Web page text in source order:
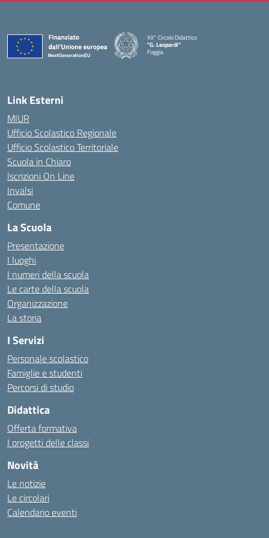
XII° Circolo Didattico
"G. Leopardi"
Foggia
— Visita la pagina iniziale della scuola
Link Esterni
MIUR
Ufficio Scolastico Regionale
Ufficio Scolastico Territoriale
Scuola in Chiaro
Iscrizioni On Line
Invalsi
Comune
La Scuola
Presentazione
I luoghi
I numeri della scuola
Le carte della scuola
Organizzazione
La storia
I Servizi
Personale scolastico
Famiglie e studenti
Percorsi di studio
Didattica
Offerta formativa
I progetti delle classi
Novità
Le notizie
Le circolari
Calendario eventi